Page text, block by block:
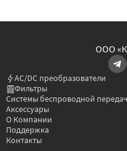
ООО
AC/DC преобразователи
Фильтры
Системы беспроводной
Аксессуары
О Компании
Поддержка
Контакты